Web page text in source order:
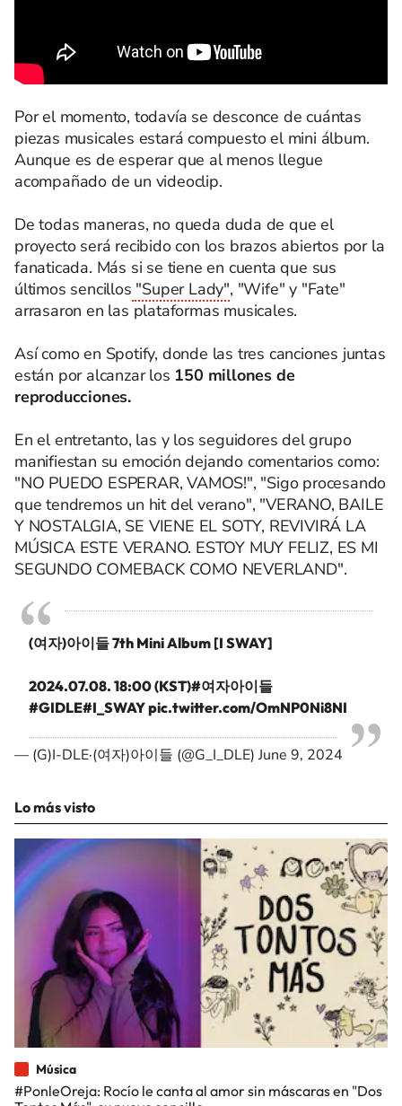
Por el momento, todavía se desconce de cuántas
piezas musicales estará compuesto el mini álbum.
Aunque es de esperar que al menos llegue
acompañado de un videoclip.
De todas maneras, no queda duda de que el
proyecto será recibido con los brazos abiertos por la
fanaticada. Más si se tiene en cuenta que sus
últimos sencillos "Super Lady", "Wife" y "Fate"
arrasaron en las plataformas musicales.
Así como en Spotify, donde las tres canciones juntas
están por alcanzar los 150 millones de
reproducciones.
En el entretanto, las y los seguidores del grupo
manifiestan su emoción dejando comentarios como:
"NO PUEDO ESPERAR, VAMOS!", "Sigo procesando
que tendremos un hit del verano", "VERANO, BAILE
Y NOSTALGIA, SE VIENE EL SOTY, REVIVIRÁ LA
MÚSICA ESTE VERANO. ESTOY MUY FELIZ, ES MI
SEGUNDO COMEBACK COMO NEVERLAND".
(여자)아이들 7th Mini Album [I SWAY]
2024.07.08. 18:00 (KST)#여자아이들
#GIDLE#I_SWAYpic.twitter.com/OmNP0Ni8NI
— (G)I-DLE·(여자)아이들 (@G_I_DLE)June 9, 2024
Lo más visto
Música
#PonleOreja: Rocío le canta al amor sin máscaras en "Dos